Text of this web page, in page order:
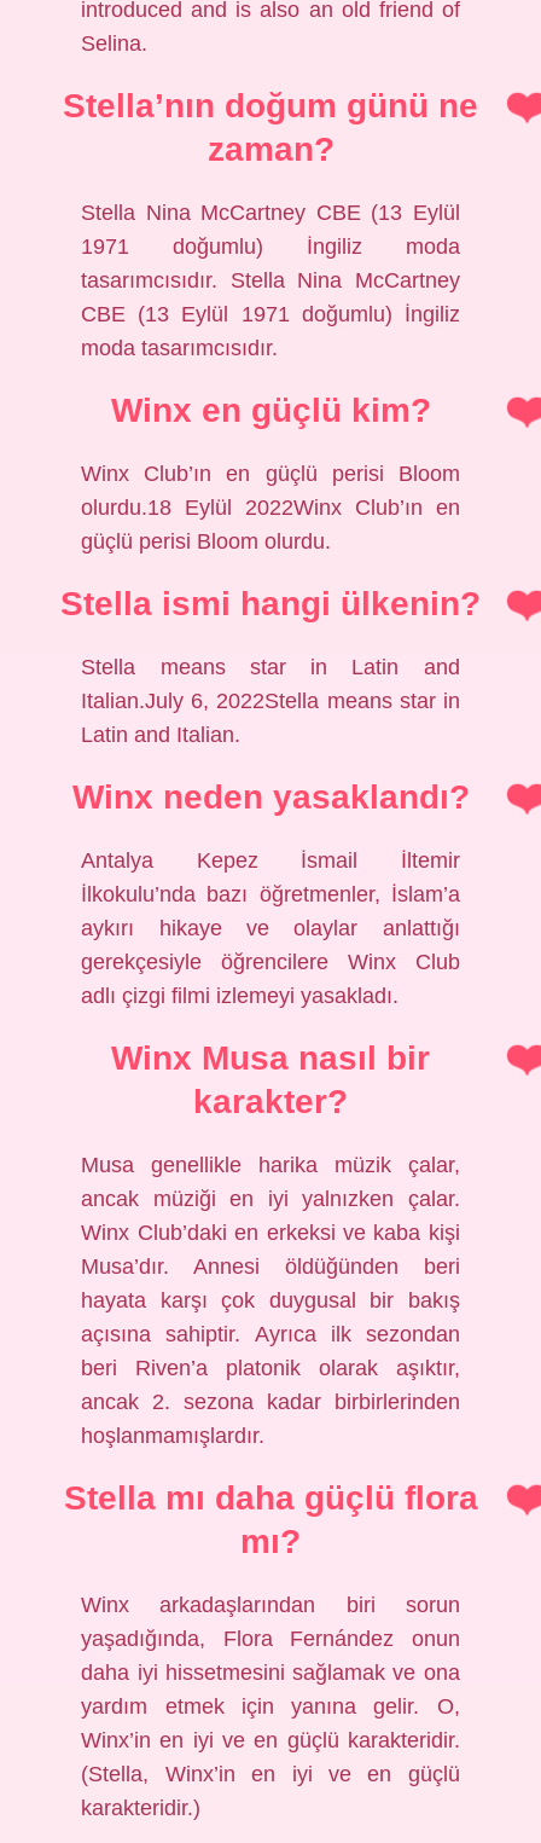
introduced and is also an old friend of
Selina.
Stella’nın doğum günü ne
zaman?
Stella Nina McCartney CBE (13 Eylül
1971 doğumlu) İngiliz moda
tasarımcısıdır. Stella Nina McCartney
CBE (13 Eylül 1971 doğumlu) İngiliz
moda tasarımcısıdır.
Winx en güçlü kim?
Winx Club’ın en güçlü perisi Bloom
olurdu.18 Eylül 2022Winx Club’ın en
güçlü perisi Bloom olurdu.
Stella ismi hangi ülkenin?
Stella means star in Latin and
Italian.July 6, 2022Stella means star in
Latin and Italian.
Winx neden yasaklandı?
Antalya Kepez İsmail İltemir
İlkokulu’nda bazı öğretmenler, İslam’a
aykırı hikaye ve olaylar anlattığı
gerekçesiyle öğrencilere Winx Club
adlı çizgi filmi izlemeyi yasakladı.
Winx Musa nasıl bir
karakter?
Musa genellikle harika müzik çalar,
ancak müziği en iyi yalnızken çalar.
Winx Club’daki en erkeksi ve kaba kişi
Musa’dır. Annesi öldüğünden beri
hayata karşı çok duygusal bir bakış
açısına sahiptir. Ayrıca ilk sezondan
beri Riven’a platonik olarak aşıktır,
ancak 2. sezona kadar birbirlerinden
hoşlanmamışlardır.
Stella mı daha güçlü flora
mı?
Winx arkadaşlarından biri sorun
yaşadığında, Flora Fernández onun
daha iyi hissetmesini sağlamak ve ona
yardım etmek için yanına gelir. O,
Winx’in en iyi ve en güçlü karakteridir.
(Stella, Winx’in en iyi ve en güçlü
karakteridir.)